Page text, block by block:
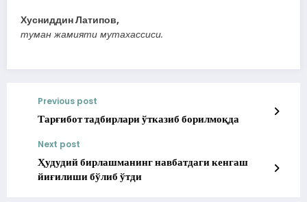
Хусниддин Латипов,
туман жамияти мутахассиси.
Previous post
Тарғибот тадбирлари ўтказиб борилмоқда
Next post
Ҳудудий бирлашманинг навбатдаги кенгаш
йиғилиши бўлиб ўтди